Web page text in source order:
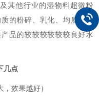
其他行业的湿物料超微粉
的粉碎、乳化、均质和混
品的较较较较较较良好水
几点
效果越好）